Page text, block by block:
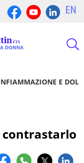
EN
E
contrastarlo